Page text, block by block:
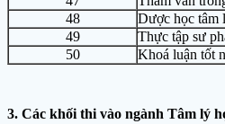
48
Dược học tâm
49
Thực tập sư
50
Khoá luận tốt
3. Các khối thi vào ngành Tâm lý